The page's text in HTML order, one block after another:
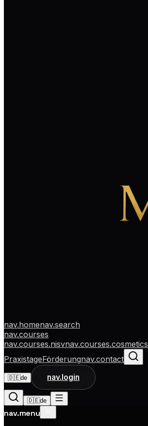
nav.homenav.search
nav.courses
nav.courses.nisvnav.courses.cosmetics
PraxistageFörderungnav.contact
🇩🇪de nav.login
🇩🇪de
nav.menu